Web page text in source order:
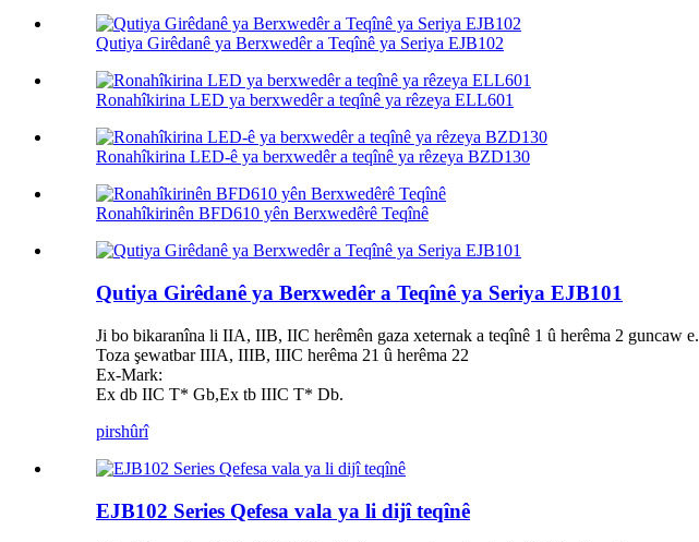
Qutiya Girêdanê ya Berxwedêr a Teqînê ya Seriya EJB102
Ronahîkirina LED ya berxwedêr a teqînê ya rêzeya ELL601
Ronahîkirina LED-ê ya berxwedêr a teqînê ya rêzeya BZD130
Ronahîkirinên BFD610 yên Berxwedêrê Teqînê
Qutiya Girêdanê ya Berxwedêr a Teqînê ya Seriya EJB101
Ji bo bikaranîna li IIA, IIB, IIC herêmên gaza xeternak a teqînê 1 û herêma 2 guncaw e.
Toza şewatbar IIIA, IIIB, IIIC herêma 21 û herêma 22
Ex-Mark:
Ex db IIC T* Gb,Ex tb IIIC T* Db.
pirshûrî
EJB102 Series Qefesa vala ya li dijî teqînê